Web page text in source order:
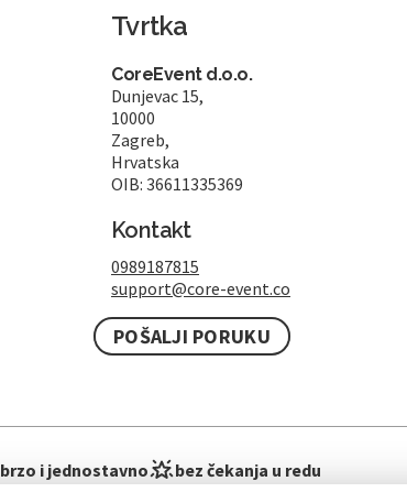
Tvrtka
CoreEvent d.o.o.
Dunjevac 15,
10000
Zagreb,
Hrvatska
OIB: 36611335369
Kontakt
0989187815
support@core-event.co
POŠALJI PORUKU
brzo i jednostavno bez čekanja u redu